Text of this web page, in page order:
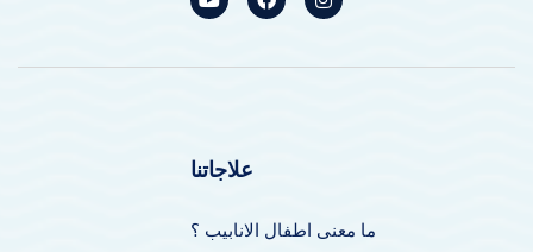
علاجاتنا
ما معنى اطفال الانابيب ؟